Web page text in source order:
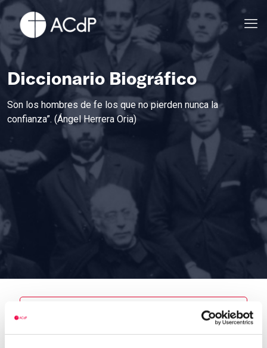
Diccionario Biográfico
Son los hombres de fe los que no pierden nunca la
confianza”. (Ángel Herrera Oria)